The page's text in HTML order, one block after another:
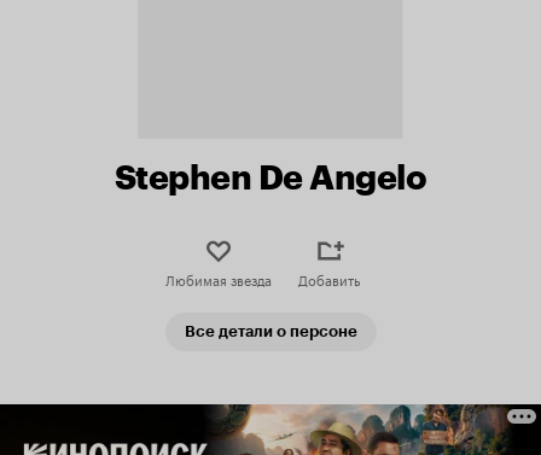
Stephen De Angelo
Любимая звезда Добавить
Все детали о персоне